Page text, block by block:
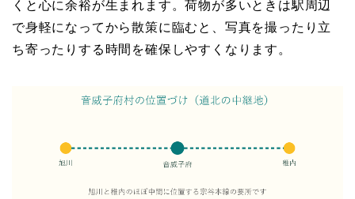
くと心に余裕が生まれます。荷物が多いときは駅周辺
で身軽になってから散策に臨むと、写真を撮ったり立
ち寄ったりする時間を確保しやすくなります。